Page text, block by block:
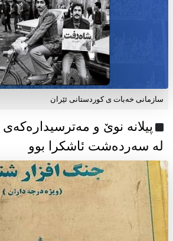
سازمانی خەبات ی كوردستانی ئێران
پیلانە نوێ و
لە سەردەشت ئاشکرا بوو